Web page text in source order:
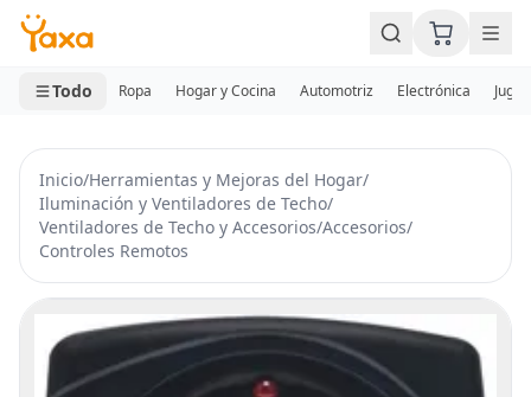
MINI CARRITO
0 productos
Todo Ropa Hogar y Cocina Automotriz Electrónica
Inicio/Herramientas y Mejoras del Hogar/
Iluminación y Ventiladores de Techo/
Ventiladores de Techo y Accesorios/Accesorios/
Controles Remotos